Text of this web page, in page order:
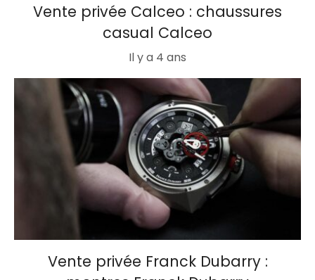
Vente privée Calceo : chaussures
casual Calceo
Il y a 4 ans
Vente privée Franck Dubarry :